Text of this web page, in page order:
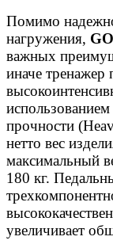
Помимо
нагружения,
важных
иначе тренажер
прочности
нетто вес
максимальный
180 кг.
увеличивает